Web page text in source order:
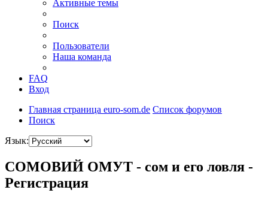
Активные темы
Поиск
Пользователи
Наша команда
FAQ
Вход
Главная страница euro-som.de Список форумов
Поиск
Язык:
СОМОВИЙ ОМУТ - сом и его ловля -
Регистрация